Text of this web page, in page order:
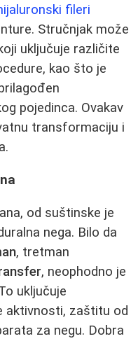
fileri
Stručnjak može
uključuje različite
kao što je
pojedinca. Ovakav
transformaciju i
od suštinske je
nega. Bilo da
, tretman
, neophodno je
uključuje
aktivnosti, zaštitu od
za negu. Dobra